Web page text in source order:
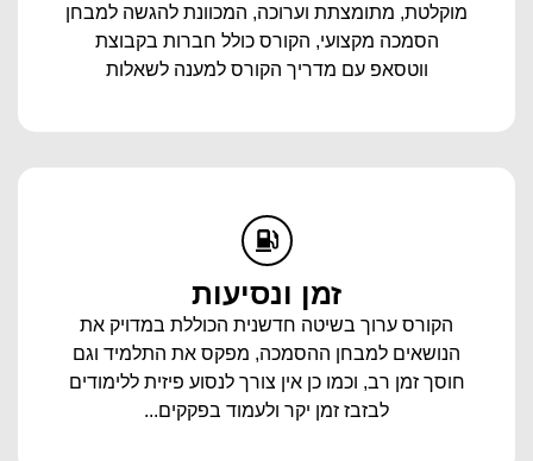
מוקלטת, מתומצתת וערוכה, המכוונת להגשה למבחן
הסמכה מקצועי, הקורס כולל חברות בקבוצת
ווטסאפ עם מדריך הקורס למענה לשאלות
זמן ונסיעות
הקורס ערוך בשיטה חדשנית הכוללת במדויק את
הנושאים למבחן ההסמכה, מפקס את התלמיד וגם
חוסך זמן רב, וכמו כן אין צורך לנסוע פיזית ללימודים
לבזבז זמן יקר ולעמוד בפקקים...